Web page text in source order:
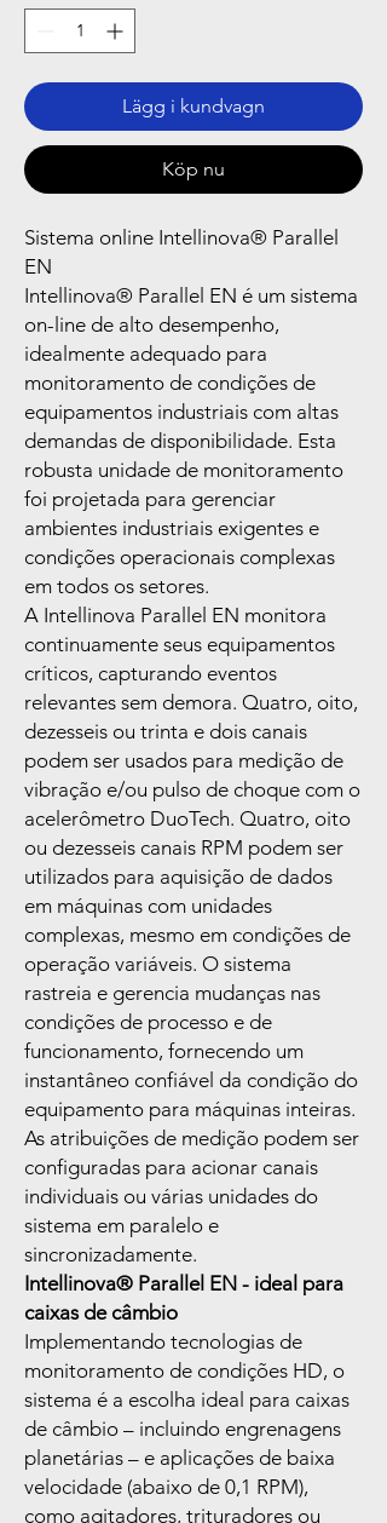
Lägg i kundvagn
Köp nu
Sistema online Intellinova® Parallel
EN
Intellinova® Parallel EN é um sistema
on-line de alto desempenho,
idealmente adequado para
monitoramento de condições de
equipamentos industriais com altas
demandas de disponibilidade. Esta
robusta unidade de monitoramento
foi projetada para gerenciar
ambientes industriais exigentes e
condições operacionais complexas
em todos os setores.
A Intellinova Parallel EN monitora
continuamente seus equipamentos
críticos, capturando eventos
relevantes sem demora. Quatro, oito,
dezesseis ou trinta e dois canais
podem ser usados para medição de
vibração e/ou pulso de choque com o
acelerômetro DuoTech. Quatro, oito
ou dezesseis canais RPM podem ser
utilizados para aquisição de dados
em máquinas com unidades
complexas, mesmo em condições de
operação variáveis. O sistema
rastreia e gerencia mudanças nas
condições de processo e de
funcionamento, fornecendo um
instantâneo confiável da condição do
equipamento para máquinas inteiras.
As atribuições de medição podem ser
configuradas para acionar canais
individuais ou várias unidades do
sistema em paralelo e
sincronizadamente.
Intellinova® Parallel EN - ideal para
caixas de câmbio
Implementando tecnologias de
monitoramento de condições HD, o
sistema é a escolha ideal para caixas
de câmbio – incluindo engrenagens
planetárias – e aplicações de baixa
velocidade (abaixo de 0,1 RPM),
como agitadores, trituradores ou